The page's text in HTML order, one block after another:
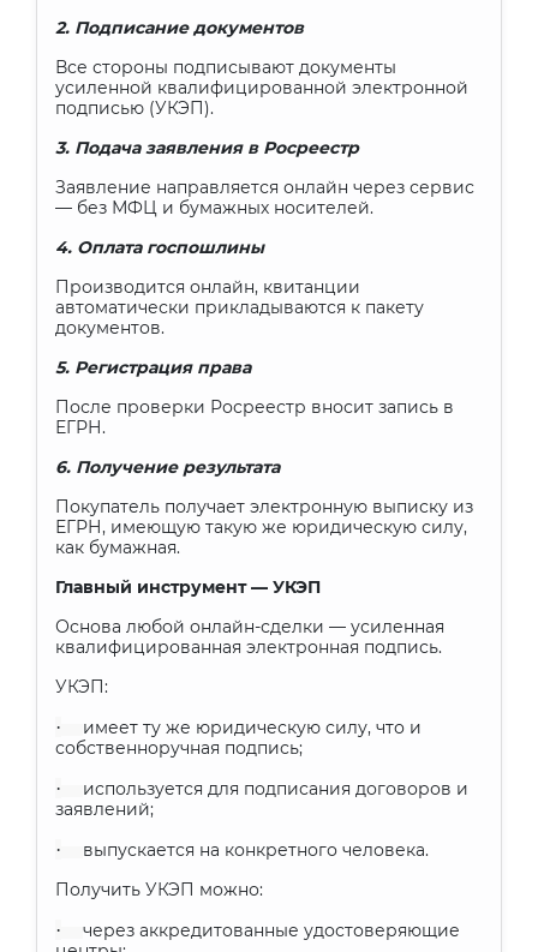
2. Подписание документов
Все стороны подписывают документы
усиленной квалифицированной электронной
подписью (УКЭП).
3. Подача заявления в Росреестр
Заявление направляется онлайн через сервис
— без МФЦ и бумажных носителей.
4. Оплата госпошлины
Производится онлайн, квитанции
автоматически прикладываются к пакету
документов.
5. Регистрация права
После проверки Росреестр вносит запись в
ЕГРН.
6. Получение результата
Покупатель получает электронную выписку из
ЕГРН, имеющую такую же юридическую силу,
как бумажная.
Главный инструмент — УКЭП
Основа любой онлайн-сделки — усиленная
квалифицированная электронная подпись.
УКЭП:
·
имеет ту же юридическую силу, что и
собственноручная подпись;
·
используется для подписания договоров и
заявлений;
·
выпускается на конкретного человека.
Получить УКЭП можно:
·
через аккредитованные удостоверяющие